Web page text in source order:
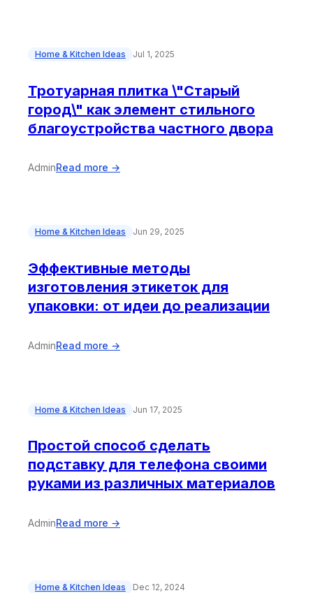
Home & Kitchen Ideas Jul 1, 2025
Тротуарная плитка \"Старый
город\" как элемент стильного
благоустройства частного двора
AdminRead more →
Home & Kitchen Ideas Jun 29, 2025
Эффективные методы
изготовления этикеток для
упаковки: от идеи до реализации
AdminRead more →
Home & Kitchen Ideas Jun 17, 2025
Простой способ сделать
подставку для телефона своими
руками из различных материалов
AdminRead more →
Home & Kitchen Ideas Dec 12, 2024